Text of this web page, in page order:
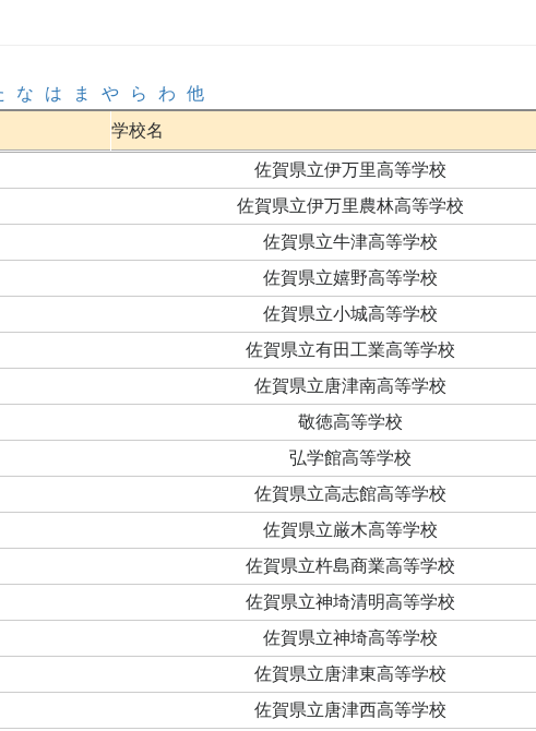
な は ま や ら わ
他
学校名
佐賀県立伊万里高等学校
佐賀県立伊万里農林高等学校
佐賀県立牛津高等学校
佐賀県立嬉野高等学校
佐賀県立小城高等学校
佐賀県立有田工業高等学校
佐賀県立唐津南高等学校
敬徳高等学校
弘学館高等学校
佐賀県立高志館高等学校
佐賀県立厳木高等学校
佐賀県立杵島商業高等学校
佐賀県立神埼清明高等学校
佐賀県立神埼高等学校
佐賀県立唐津東高等学校
佐賀県立唐津西高等学校